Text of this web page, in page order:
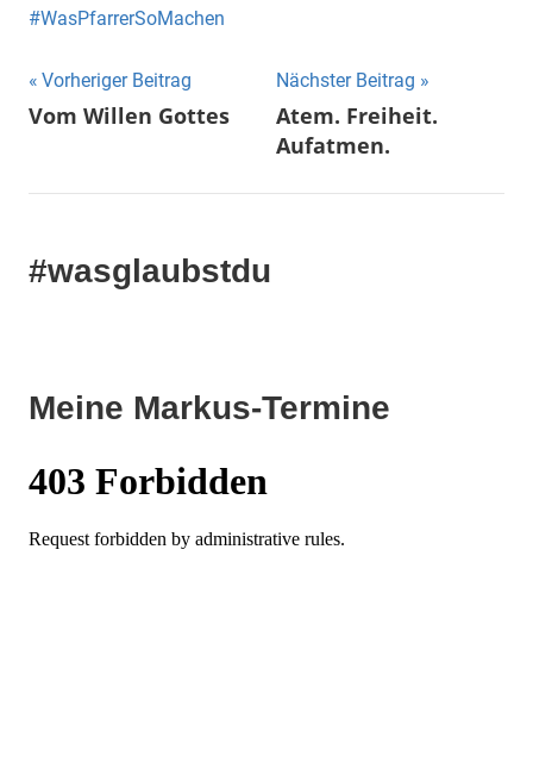
WasPfarrerSoMachen
Beitragsnavigation
Vorheriger Beitrag
Vom Willen Gottes
Nächster Beitrag
Atem. Freiheit.
Aufatmen.
#wasglaubstdu
Meine Markus-Termine